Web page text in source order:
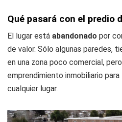
Qué pasará con el predio
El lugar está abandonado por
de valor. Sólo algunas paredes,
en una zona poco comercial,
emprendimiento inmobiliario
cualquier lugar.